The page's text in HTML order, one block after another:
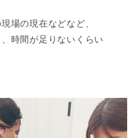
場の現在などなど、
時間が足りないくらい